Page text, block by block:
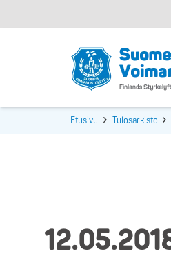
Etusivu Tulosarkisto